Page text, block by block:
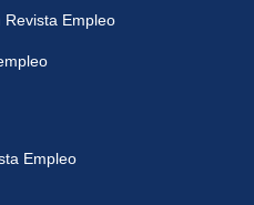
Empleo
Empleo